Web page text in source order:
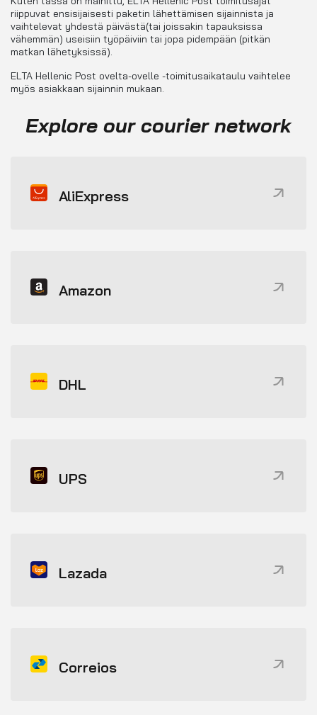
riippuvat ensisijaisesti paketin lähettämisen sijainnista ja
vaihtelevat yhdestä päivästä(tai joissakin tapauksissa
vähemmän) useisiin työpäiviin tai jopa pidempään (pitkän
matkan lähetyksissä).
ELTA Hellenic Post ovelta-ovelle -toimitusaikataulu vaihtelee
myös asiakkaan sijainnin mukaan.
Explore our courier network
AliExpress
Amazon
DHL
UPS
Lazada
Correios